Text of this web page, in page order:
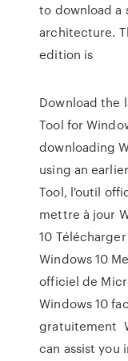
to download a
architecture.
edition is
Download the
Tool for
downloading
using an
Tool, l'outil
mettre à jour
10
Windows 10
officiel de
Windows 10
gratuitement
can assist you